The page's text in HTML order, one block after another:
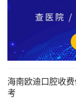
海南欧迪口腔收
考